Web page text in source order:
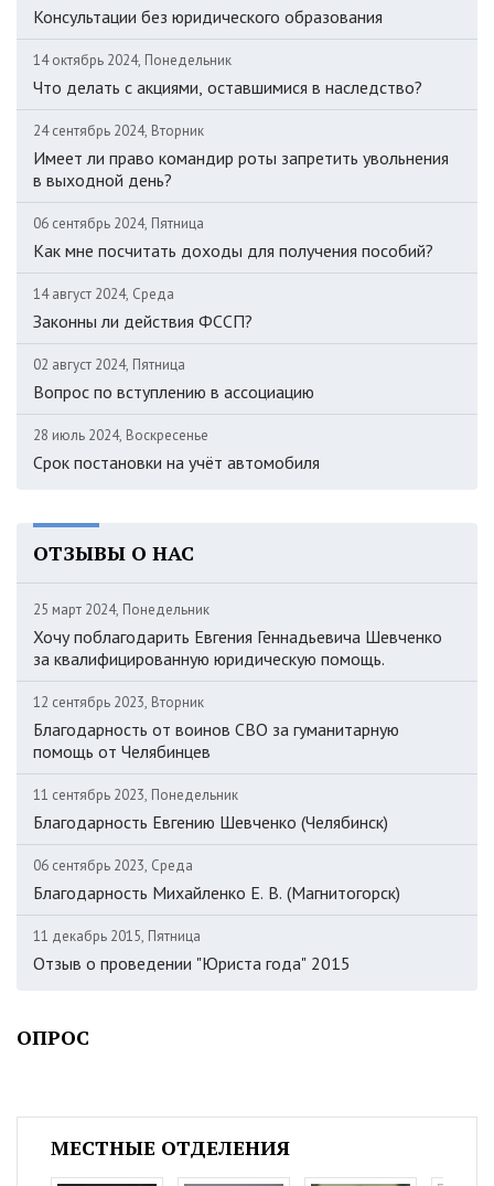
Консультации без юридического образования
14 октябрь 2024, Понедельник
Что делать с акциями, оставшимися в наследство?
24 сентябрь 2024, Вторник
Имеет ли право командир роты запретить увольнения
в выходной день?
06 сентябрь 2024, Пятница
Как мне посчитать доходы для получения пособий?
14 август 2024, Среда
Законны ли действия ФССП?
02 август 2024, Пятница
Вопрос по вступлению в ассоциацию
28 июль 2024, Воскресенье
Срок постановки на учёт автомобиля
ОТЗЫВЫ О НАС
25 март 2024, Понедельник
Хочу поблагодарить Евгения Геннадьевича Шевченко
за квалифицированную юридическую помощь.
12 сентябрь 2023, Вторник
Благодарность от воинов СВО за гуманитарную
помощь от Челябинцев
11 сентябрь 2023, Понедельник
Благодарность Евгению Шевченко (Челябинск)
06 сентябрь 2023, Среда
Благодарность Михайленко Е. В. (Магнитогорск)
11 декабрь 2015, Пятница
Отзыв о проведении "Юриста года" 2015
ОПРОС
МЕСТНЫЕ ОТДЕЛЕНИЯ